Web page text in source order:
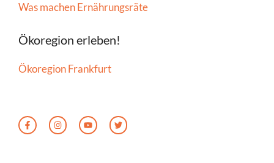
Was machen Ernährungsräte
Ökoregion erleben!
Ökoregion Frankfurt